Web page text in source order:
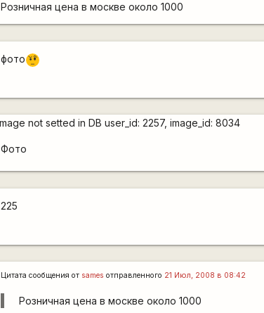
Розничная цена в москве около 1000
фото???
Фото
225
Цитата сообщения от sames отправленного 21 Июл, 2008 в 08:42
Розничная цена в москве около 1000